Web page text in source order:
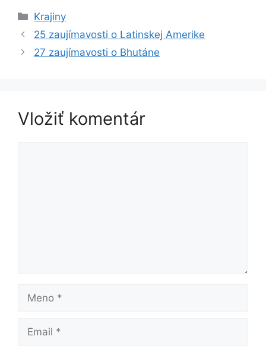
Kategórie
Krajiny
25 zaujímavosti o Latinskej Amerike
27 zaujímavosti o Bhutáne
Vložiť komentár